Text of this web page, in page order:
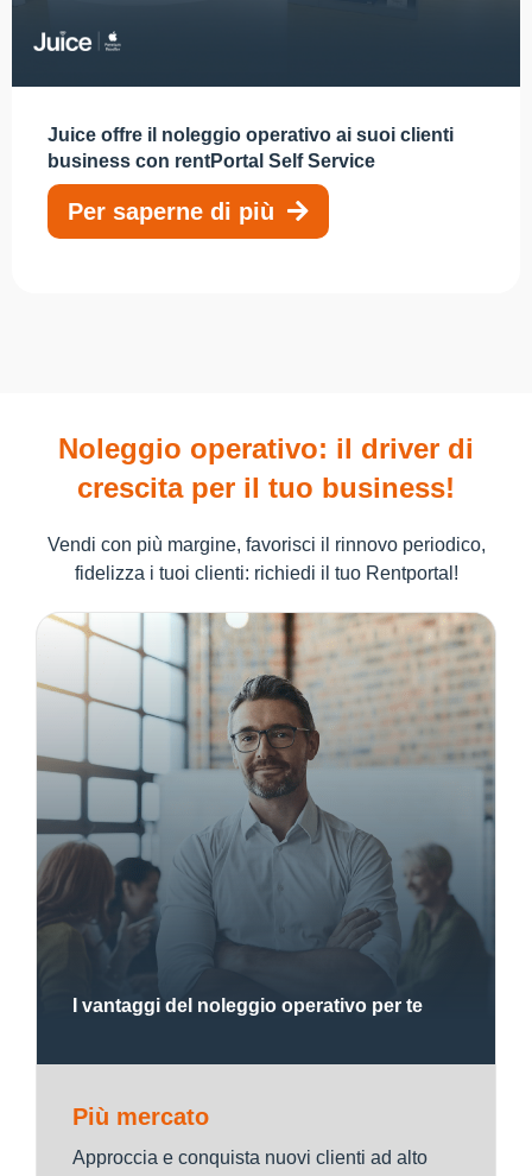
Juice offre il noleggio operativo ai suoi clienti
business con rentPortal Self Service
Per saperne di più
Noleggio operativo: il driver di
crescita per il tuo business!
Vendi con più margine, favorisci il rinnovo periodico,
fidelizza i tuoi clienti: richiedi il tuo Rentportal!
I vantaggi del noleggio operativo per te
Più mercato
Approccia e conquista nuovi clienti ad alto